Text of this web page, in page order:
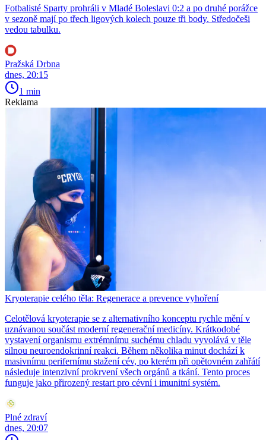
Fotbalisté Sparty prohráli v Mladé Boleslavi 0:2 a po druhé porážce
v sezoně mají po třech ligových kolech pouze tři body. Středočeši
vedou tabulku.
Pražská Drbna
dnes, 20:15
1 min
Reklama
Kryoterapie celého těla: Regenerace a prevence vyhoření
Celotělová kryoterapie se z alternativního konceptu rychle mění v
uznávanou součást moderní regenerační medicíny. Krátkodobé
vystavení organismu extrémnímu suchému chladu vyvolává v těle
silnou neuroendokrinní reakci. Během několika minut dochází k
masivnímu perifernímu stažení cév, po kterém při opětovném zahřátí
následuje intenzivní prokrvení všech orgánů a tkání. Tento proces
funguje jako přirozený restart pro cévní i imunitní systém.
Plné zdraví
dnes, 20:07